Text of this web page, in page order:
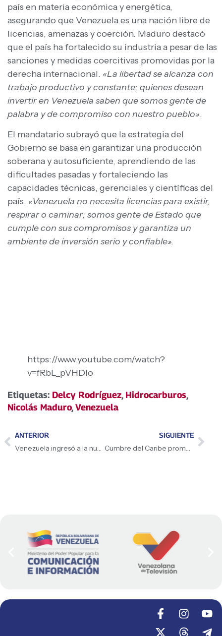
país en materia económica y energética,
asegurando que Venezuela es una nación libre de
licencias, amenazas y coerción. Maduro destacó
que el país ha fortalecido su industria a pesar de las
sanciones y medidas coercitivas promovidas por la
derecha internacional. «La libertad se alcanza con
trabajo productivo y constante; quienes desean
invertir en Venezuela saben que somos gente de
palabra y de compromiso con nuestro pueblo».
El mandatario subrayó que la estrategia del
Gobierno se basa en garantizar una producción
soberana y autosuficiente, aprendiendo de las
dificultades pasadas y fortaleciendo las
capacidades técnicas, gerenciales y científicas del
país. «Venezuela no necesita licencias para existir,
respirar o caminar; somos gente de Estado que
cumple con sus compromisos y garantiza un
ambiente de inversión serio y confiable».
https://www.youtube.com/watch?
v=fRbL_pVHDIo
Etiquetas: Delcy Rodríguez, Hidrocarburos,
Nicolás Maduro,Venezuela
ANTERIOR
Venezuela ingresó a la nueva OIMed
SIGUIENTE
Cumbre del Caribe promueve unidad y cooperación regional